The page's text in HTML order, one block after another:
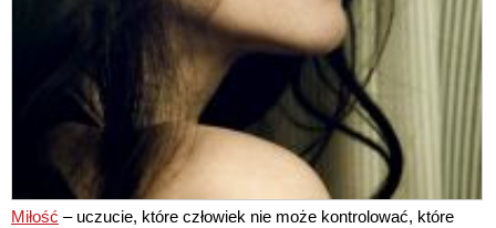
Miłość – uczucie, które człowiek nie może kontrolować, które